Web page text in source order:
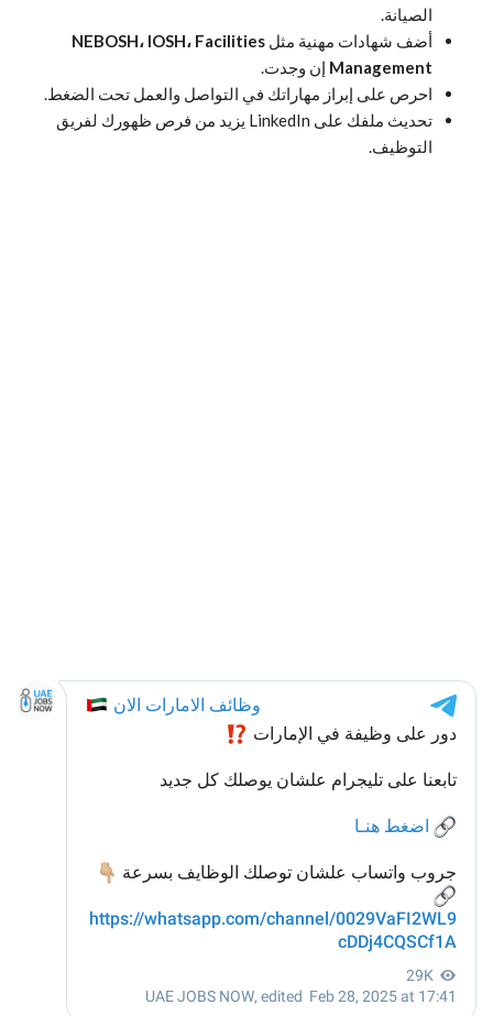
الصيانة.
أضف شهادات مهنية مثل NEBOSH، IOSH، Facilities
Management إن وجدت.
احرص على إبراز مهاراتك في التواصل والعمل تحت الضغط.
تحديث ملفك على LinkedIn يزيد من فرص ظهورك لفريق
التوظيف.